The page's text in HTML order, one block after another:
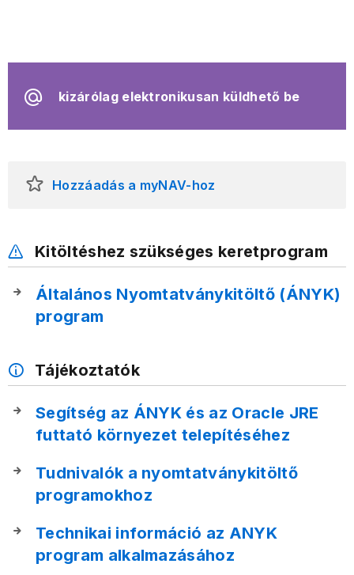
kizárólag elektronikusan küldhető be
Hozzáadás a myNAV-hoz
Kitöltéshez szükséges keretprogram
Általános Nyomtatványkitöltő (ÁNYK)
program
Tájékoztatók
Segítség az ÁNYK és az Oracle JRE
futtató környezet telepítéséhez
Tudnivalók a nyomtatványkitöltő
programokhoz
Technikai információ az ANYK
program alkalmazásához